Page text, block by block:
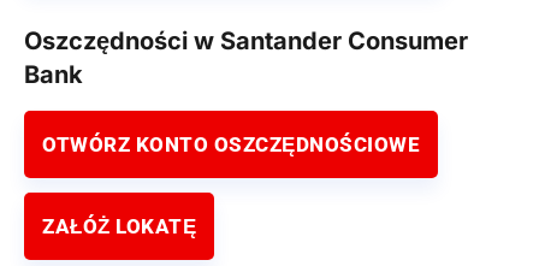
Oszczędności w Santander Consumer
Bank
OTWÓRZ KONTO OSZCZĘDNOŚCIOWE
ZAŁÓŻ LOKATĘ